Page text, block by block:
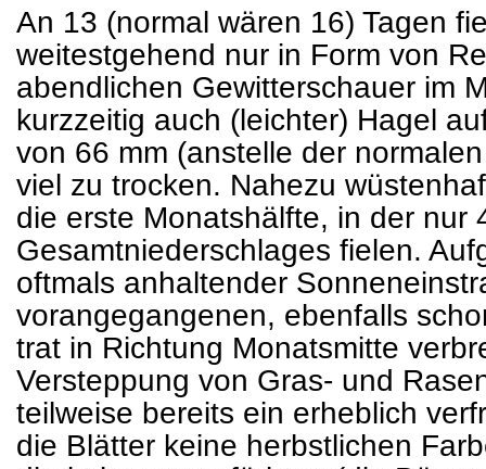
An 13 (normal wären 16) Tagen
weitestgehend nur in Form von
abendlichen Gewitterschauer im
kurzzeitig auch (leichter) Hagel
von 66 mm (anstelle der
viel zu trocken. Nahezu
die erste Monatshälfte, in der nur
Gesamtniederschlages fielen.
oftmals anhaltender
vorangegangenen, ebenfalls
trat in Richtung Monatsmitte
Versteppung von Gras- und
teilweise bereits ein erheblich
die Blätter keine herbstlichen